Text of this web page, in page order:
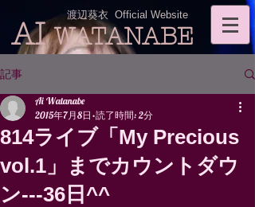
AI WATANABE
渡辺葵衣 Official Website
記事
814ライブ「My Precious
vol.1」までカウントダウ
ン---36日^^
Ai Watanabe
2015年7月8日 読了時間: 2分